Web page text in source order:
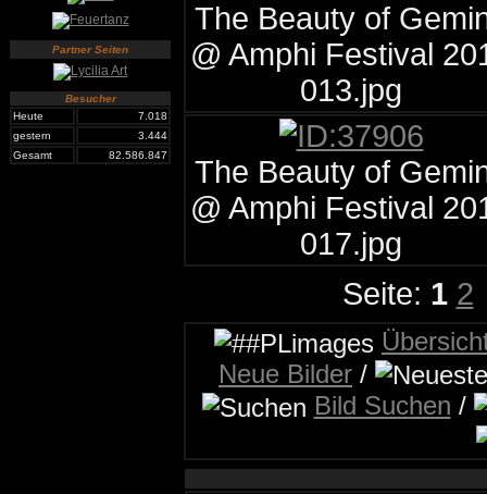
Partner Seiten
Besucher
Heute
7.018
gestern
3.444
Gesamt
82.586.847
The Beauty of
@ Amphi Festival
013.jpg
The Beauty of
@ Amphi Festival
017.jpg
Seite: 1 2
Neue Bilder /
Bild Suchen /